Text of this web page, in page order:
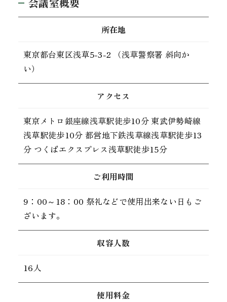
会議室概要
所在地
東京都台東区浅草5-3-2 （浅草警察署 斜向か
い）
アクセス
東京メトロ銀座線浅草駅徒歩10分 東武伊勢崎線
浅草駅徒歩10分 都営地下鉄浅草線浅草駅徒歩13
分 つくばエクスプレス浅草駅徒歩15分
ご利用時間
9：00～18：00 祭礼などで使用出来ない日もご
ざいます。
収容人数
16人
使用料金